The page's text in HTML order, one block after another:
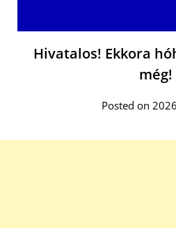
Hivatalos! Ekkora
még!
Posted on